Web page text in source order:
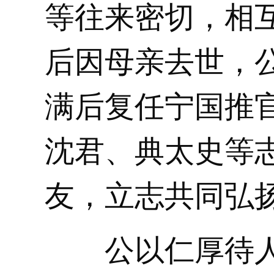
等往来密切，相
后因母亲去世，
满后复任宁国推
沈君、典太史等
友，立志共同弘
公以仁厚待人